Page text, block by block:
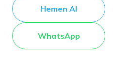
Hemen Al
WhatsApp